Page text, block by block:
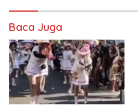
Baca Juga